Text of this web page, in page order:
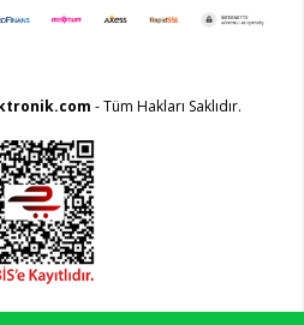
- Tüm Hakları Saklıdır.